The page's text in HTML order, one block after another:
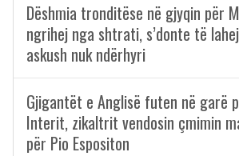
Dëshmia tronditëse në gjyqin për
ngrihej nga shtrati, s’donte të
askush nuk ndërhyri
Gjigantët e Anglisë futen në garë
Interit, zikaltrit vendosin çmimin
për Pio Espositon